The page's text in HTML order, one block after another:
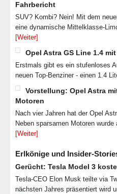
Fahrbericht
SUV? Kombi? Nein! Mit dem
eine dynamische Mittelklasse-
[Weiter]
Opel Astra GS Line 1.4
Erstmals gibt es ein stufenloses
neuen Top-Benziner - einen 1.4
Vorstellung: Opel Astra
Motoren
Nach vier Jahren hat der Opel
Neben sparsamen Motoren
[Weiter]
Erlkönige und Insider-
Gerücht: Tesla Model 3
Tesla-CEO Elon Musk teilte via
nächsten Jahres präsentiert wird